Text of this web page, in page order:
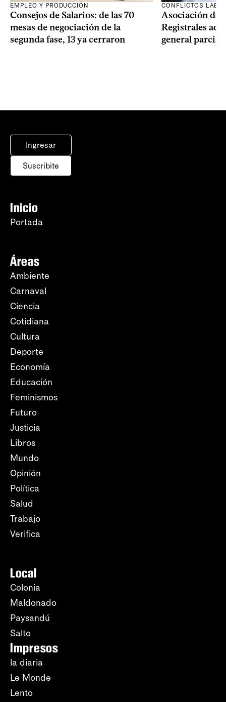
EMPLEO Y PRODUCCIÓN
Consejos de Salarios: de las 70
mesas de negociación de la
segunda fase, 13 ya cerraron
CONFLICTOS
Asociación de
Registrales
general parcial
Ingresar
Suscribite
Inicio
Portada
Áreas
Ambiente
Carnaval
Ciencia
Cotidiana
Cultura
Deporte
Economía
Educación
Feminismos
Futuro
Justicia
Libros
Mundo
Opinión
Política
Salud
Trabajo
Verifica
Local
Colonia
Maldonado
Paysandú
Salto
Impresos
la diaria
Le Monde
Lento